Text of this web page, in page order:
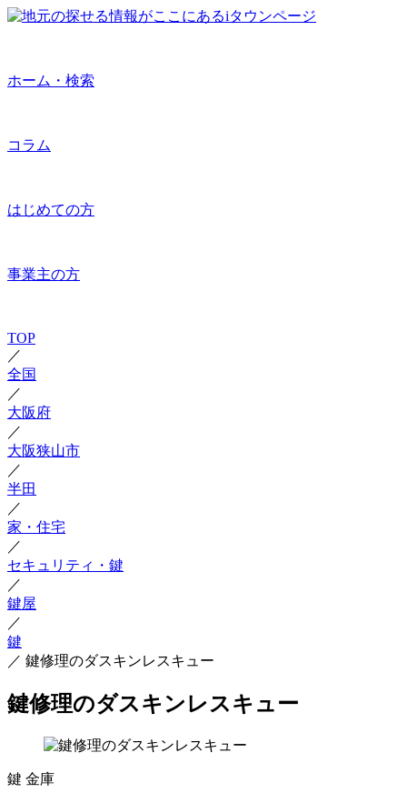
ホーム・検索
コラム
はじめての方
事業主の方
TOP
／
全国
／
大阪府
／
大阪狭山市
／
半田
／
家・住宅
／
セキュリティ・鍵
／
鍵屋
／
鍵
／ 鍵修理のダスキンレスキュー
鍵修理のダスキンレスキュー
鍵 金庫